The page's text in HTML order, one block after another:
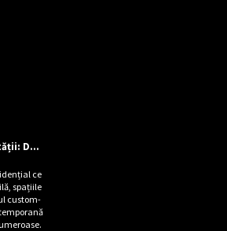
Arhitectura Adaptabilității: Design de locuință pentru Cinci Personalități
ce
spațiile
custom-